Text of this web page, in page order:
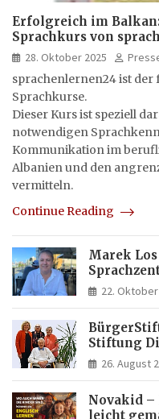
Erfolgreich im
Sprachkurs von
28. Oktober 2025
sprachenlernen24 ist
Sprachkurse.
Dieser Kurs ist speziell
notwendigen
Kommunikation im
Albanien und den
vermitteln.
Continue Reading
Marek
Italia und
22.
Stiftung
26. August
Novakid
leicht